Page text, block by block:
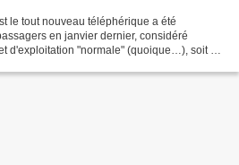
le tout nouveau téléphérique a été
en janvier dernier, considéré
d'exploitation "normale" (quoique…), soit 1